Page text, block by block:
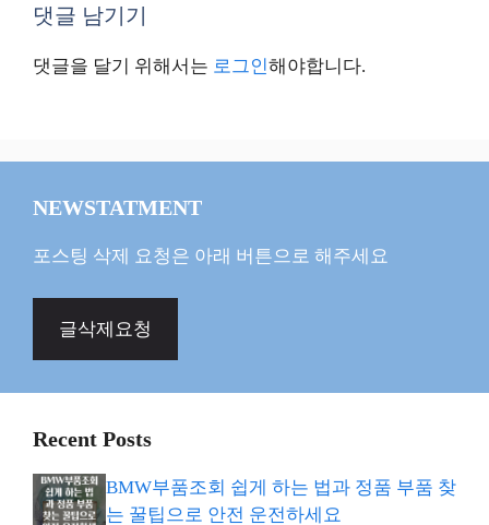
댓글 남기기
댓글을 달기 위해서는 로그인해야합니다.
NEWSTATMENT
포스팅 삭제 요청은 아래 버튼으로 해주세요
글삭제요청
Recent Posts
BMW부품조회 쉽게 하는 법과 정품 부품 찾
는 꿀팁으로 안전 운전하세요